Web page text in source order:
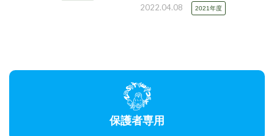
2022.04.08 2021年度
保護者専用